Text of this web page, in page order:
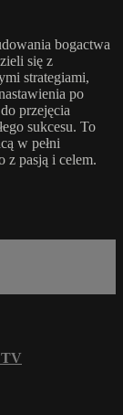
bogactwa
się z
strategiami,
po
przejęcia
sukcesu. To
w pełni
z pasją i celem.